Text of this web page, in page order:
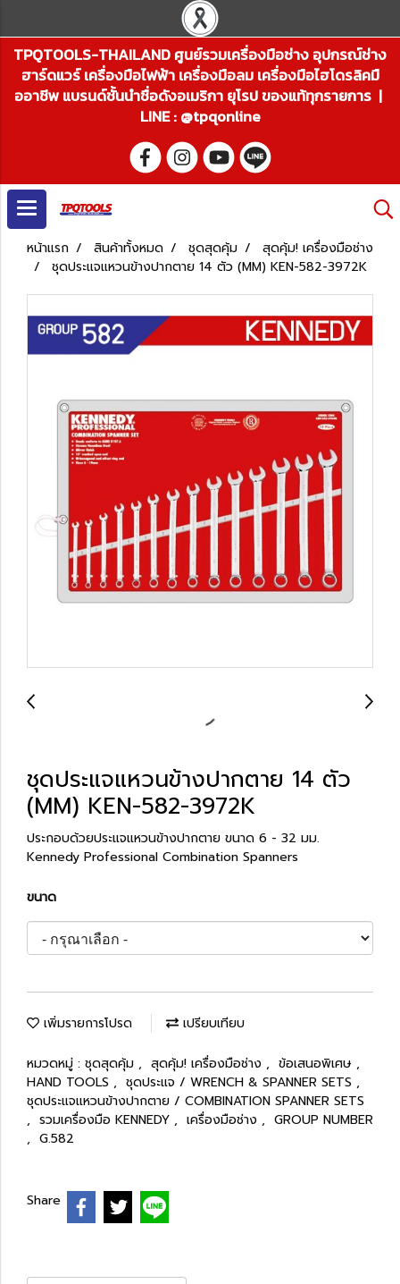
TPQTOOLS-THAILAND ศูนย์รวมเครื่องมือช่าง อุปกรณ์ช่าง
ฮาร์ดแวร์ เครื่องมือไฟฟ้า เครื่องมือลม เครื่องมือไฮโดรลิคมื
ออาชีพ แบรนด์ชั้นนำชื่อดังอเมริกา ยุโรป ของแท้ทุกรายการ |
LINE : @tpqonline
หน้าแรก สินค้าทั้งหมด ชุดสุดคุ้ม
สุดคุ้ม! เครื่องมือช่าง
ชุดประแจแหวนข้างปากตาย 14 ตัว (MM) KEN-582-3972K
ชุดประแจแหวนข้างปากตาย 14 ตัว
(MM) KEN-582-3972K
ประกอบด้วยประแจแหวนข้างปากตาย ขนาด 6 - 32 มม.
Kennedy Professional Combination Spanners
ขนาด
เพิ่มรายการโปรด เปรียบเทียบ
หมวดหมู่ : ชุดสุดคุ้ม , สุดคุ้ม! เครื่องมือช่าง , ข้อเสนอพิเศษ ,
HAND TOOLS , ชุดประแจ / WRENCH & SPANNER SETS ,
ชุดประแจแหวนข้างปากตาย / COMBINATION SPANNER SETS
, รวมเครื่องมือ KENNEDY , เครื่องมือช่าง , GROUP NUMBER
, G.582
Share